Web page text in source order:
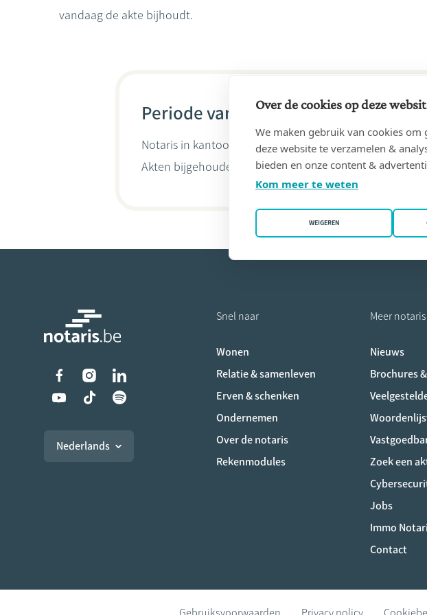
vandaag de akte bijhoudt.
Periode van 15/05/1949 tot 20/05/
Notaris in kantoor VAN WINCKEL, Jan(9160 Lokeren)
Akten bijgehouden doorPieter De Meirsman
Liens vers les réseaux sociaux
Nederlands
Snel naar
Wonen
Relatie & samenleven
Erven & schenken
Ondernemen
Over de notaris
Rekenmodules
Meer
Nieuws
Brochures
Zoek een
Jobs
Immo
Contact
Over de cookies op deze
We maken gebruik van cookies om
deze website te verzamelen &
bieden en onze content &
Kom meer te weten
WEIGEREN